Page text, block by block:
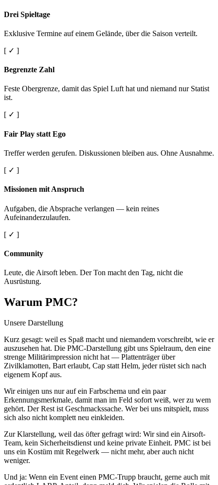
Drei Spieltage
Exklusive Termine auf einem Gelände, über die Saison verteilt.
[ ✓ ]
Begrenzte Zahl
Feste Obergrenze, damit das Spiel Luft hat und niemand nur Statist
ist.
[ ✓ ]
Fair Play statt Ego
Treffer werden gerufen. Diskussionen bleiben aus. Ohne Ausnahme.
[ ✓ ]
Missionen mit Anspruch
Aufgaben, die Absprache verlangen — kein reines
Aufeinanderzulaufen.
[ ✓ ]
Community
Leute, die Airsoft leben. Der Ton macht den Tag, nicht die
Ausrüstung.
Warum PMC?
Unsere Darstellung
Kurz gesagt: weil es Spaß macht und niemandem vorschreibt, wie er
auszusehen hat. Die PMC-Darstellung gibt uns Spielraum, den eine
strenge Militärimpression nicht hat — Plattenträger über
Zivilklamotten, Bart erlaubt, Cap statt Helm, jeder rüstet sich nach
eigenem Kopf aus.
Wir einigen uns nur auf ein Farbschema und ein paar
Erkennungsmerkmale, damit man im Feld sofort weiß, wer zu wem
gehört. Der Rest ist Geschmackssache. Wer bei uns mitspielt, muss
sich also nicht komplett neu einkleiden.
Zur Klarstellung, weil das öfter gefragt wird: Wir sind ein Airsoft-
Team, kein Sicherheitsdienst und keine private Einheit. PMC ist bei
uns ein Kostüm mit Regelwerk — nicht mehr, aber auch nicht
weniger.
Und ja: Wenn ein Event einen PMC-Trupp braucht, gerne auch mit